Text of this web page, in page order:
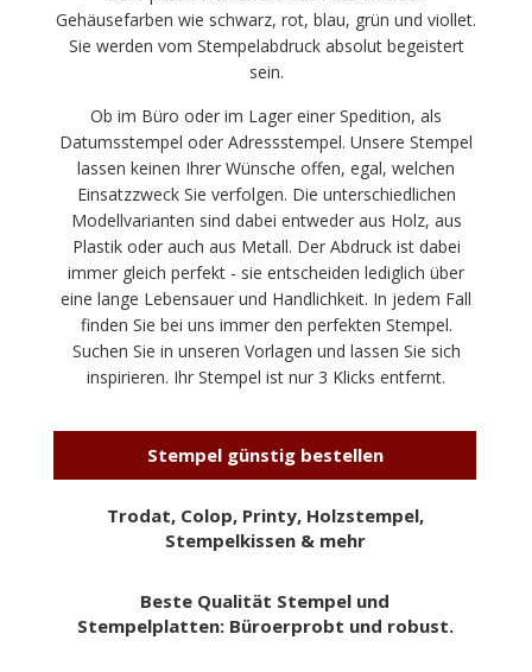
Gehäusefarben wie schwarz, rot, blau, grün und viollet.
Sie werden vom Stempelabdruck absolut begeistert
sein.
Ob im Büro oder im Lager einer Spedition, als
Datumsstempel oder Adressstempel. Unsere Stempel
lassen keinen Ihrer Wünsche offen, egal, welchen
Einsatzzweck Sie verfolgen. Die unterschiedlichen
Modellvarianten sind dabei entweder aus Holz, aus
Plastik oder auch aus Metall. Der Abdruck ist dabei
immer gleich perfekt - sie entscheiden lediglich über
eine lange Lebensauer und Handlichkeit. In jedem Fall
finden Sie bei uns immer den perfekten Stempel.
Suchen Sie in unseren Vorlagen und lassen Sie sich
inspirieren. Ihr Stempel ist nur 3 Klicks entfernt.
Stempel günstig bestellen
Trodat, Colop, Printy, Holzstempel,
Stempelkissen & mehr
Beste Qualität Stempel und
Stempelplatten: Büroerprobt und robust.